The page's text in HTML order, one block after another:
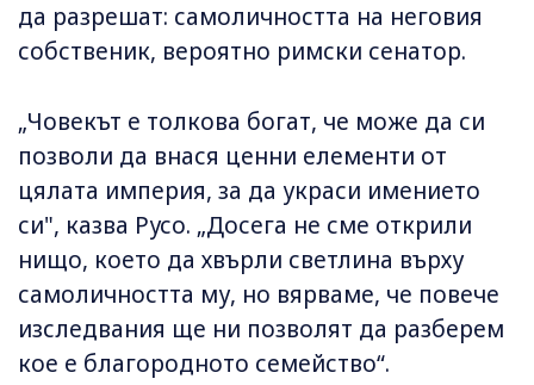
да разрешат: самоличността на неговия
собственик, вероятно римски сенатор.
„Човекът е толкова богат, че може да си
позволи да внася ценни елементи от
цялата империя, за да украси имението
си", казва Русо. „Досега не сме открили
нищо, което да хвърли светлина върху
самоличността му, но вярваме, че повече
изследвания ще ни позволят да разберем
кое е благородното семейство“.